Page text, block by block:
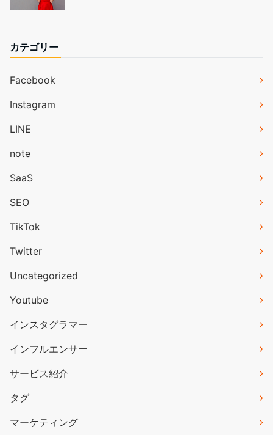
カテゴリー
Facebook
Instagram
LINE
note
SaaS
SEO
TikTok
Twitter
Uncategorized
Youtube
インスタグラマー
インフルエンサー
サービス紹介
タグ
マーケティング